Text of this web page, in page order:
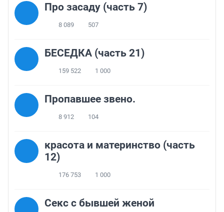
Про засаду (часть 7)
8 089 507
БЕСЕДКА (часть 21)
159 522 1 000
Пропавшее звено.
8 912 104
красота и материнство (часть
12)
176 753 1 000
Секс с бывшей женой